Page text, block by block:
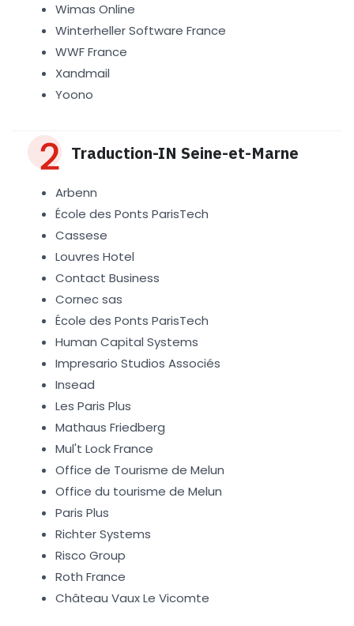
Wimas Online
Winterheller Software France
WWF France
Xandmail
Yoono
Traduction-IN Seine-et-Marne
Arbenn
École des Ponts ParisTech
Cassese
Louvres Hotel
Contact Business
Cornec sas
École des Ponts ParisTech
Human Capital Systems
Impresario Studios Associés
Insead
Les Paris Plus
Mathaus Friedberg
Mul't Lock France
Office de Tourisme de Melun
Office du tourisme de Melun
Paris Plus
Richter Systems
Risco Group
Roth France
Château Vaux Le Vicomte